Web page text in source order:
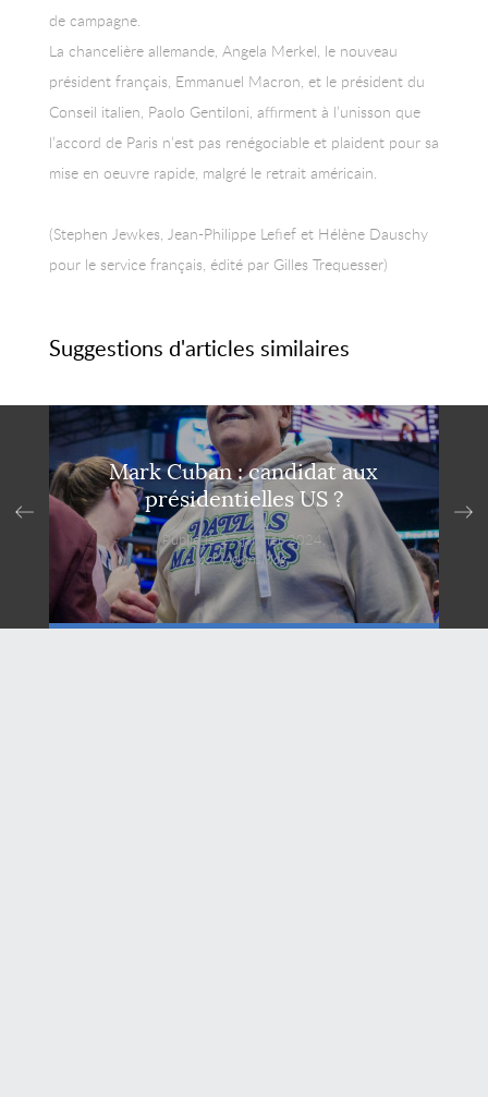
de campagne.
La chancelière allemande, Angela Merkel, le nouveau
président français, Emmanuel Macron, et le président du
Conseil italien, Paolo Gentiloni, affirment à l’unisson que
l’accord de Paris n’est pas renégociable et plaident pour sa
mise en oeuvre rapide, malgré le retrait américain.
(Stephen Jewkes, Jean-Philippe Lefief et Hélène Dauschy
pour le service français, édité par Gilles Trequesser)
Suggestions d'articles similaires
Mark Cuban : candidat aux
présidentielles US ?
Publié le 27 janvier 2024,
par VisionsMag.